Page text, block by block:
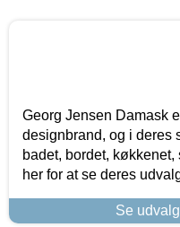
Georg Jensen Damask
designbrand, og i deres
badet, bordet,
her for at se deres
Se